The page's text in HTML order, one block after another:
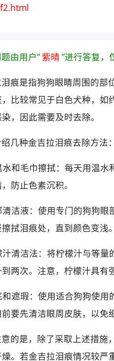
由用户“紫晴 ”进行答复，
痕是指狗狗眼睛周围的部
比较常见于白色犬种，如
，因此需要及时去除。
几种金吉拉泪痕去除方法：
水和毛巾擦拭：每天用温
防止色素沉积。
洁液：使用专门的狗狗
拭泪痕处，直到颜色变浅。
清洁法：将柠檬汁与等量
两次。注意，柠檬汁具有
遮瑕：使用适合狗狗使用
要先清洁眼周皮肤，以免
的是，除了采取上述措施
。若金吉拉泪痕情况较严